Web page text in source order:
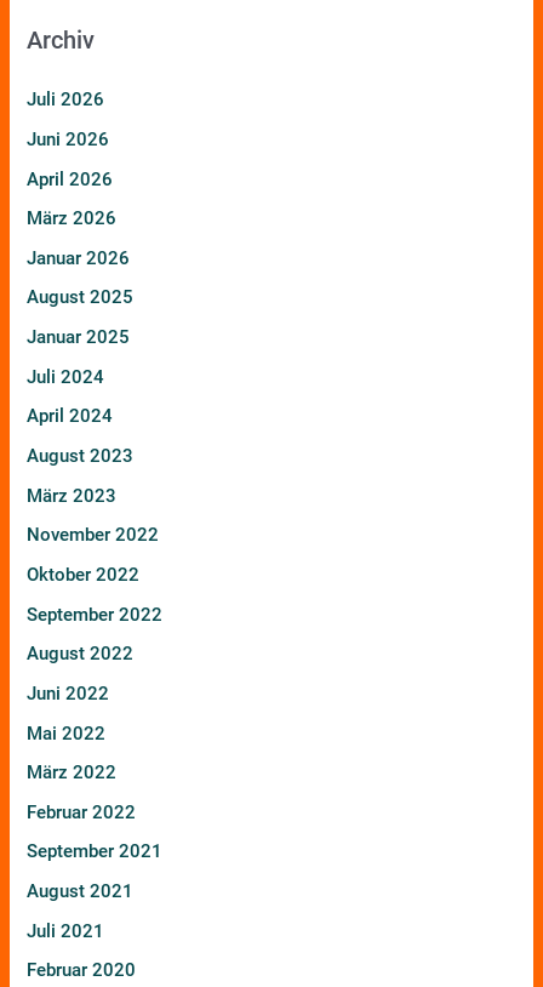
Archiv
Juli 2026
Juni 2026
April 2026
März 2026
Januar 2026
August 2025
Januar 2025
Juli 2024
April 2024
August 2023
März 2023
November 2022
Oktober 2022
September 2022
August 2022
Juni 2022
Mai 2022
März 2022
Februar 2022
September 2021
August 2021
Juli 2021
Februar 2020